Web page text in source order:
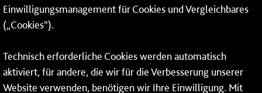
06131 – 12 77 77
Fax: 06131 – 12 66 66
* Montags bis freitags bis 7 und ab 18 Uhr sowie an
Einwilligungsmanagement für Cookies und Vergleichbares
(„Cookies“).
Technisch erforderliche Cookies werden automatisch
aktiviert, für andere, die wir für die Verbesserung unserer
Website verwenden, benötigen wir Ihre Einwilligung. Mit